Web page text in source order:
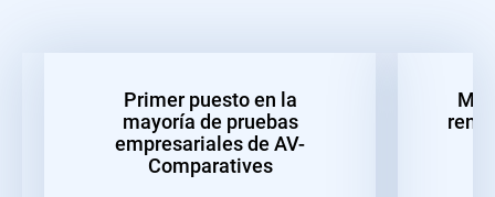
Primer puesto en la
mayoría de pruebas
empresariales de AV-
Comparatives